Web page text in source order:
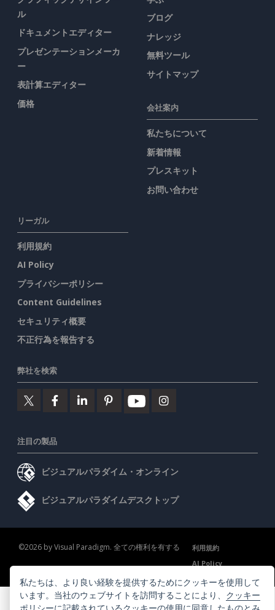
ル
ドキュメントエディター
プレゼンテーションメーカ
ー
表計算エディター
価格
ブログ
ナレッジ
無料ツール
サイトマップ
会社案内
私たちについて
新着情報
プレスキット
お問い合わせ
リーガル
利用規約
AI Policy
プライバシーポリシー
Content Guidelines
セキュリティ概要
不正行為を報告する
弊社を検索
注目の製品
ビジュアルパラダイム・オンライン
ビジュアルパラダイムデスクトップ
©2026 by Visual Paradigm. 全ての権利を有する
利用規約
AI Policy
プライバシーポリシー
Content Guidelines セキュリティ概要
私たちは、より良い経験を提供するためにクッキーを使用して
います。当社のウェブサイトを訪問することにより、 クッキー